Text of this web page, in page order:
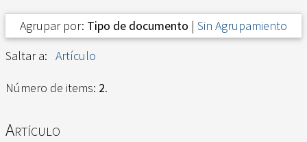
Agrupar por: Tipo de documento | Sin Agrupamiento
Saltar a: Artículo
Número de items: 2.
Artículo